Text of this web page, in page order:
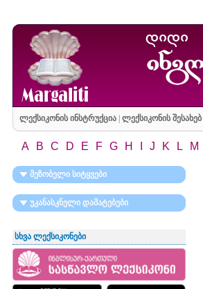
ლექსიკონის ინსტრუქცია| ლექსიკონის შესახებ|
A B C D E F G H J K L M
მეზობელი სიტყვები
უკანასკნელი დამატებები
სხვა ლექსიკონები